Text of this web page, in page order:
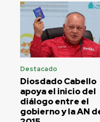
Destacado
Diosdado Cabello
apoya el inicio del
diálogo entre el
gobierno y la AN